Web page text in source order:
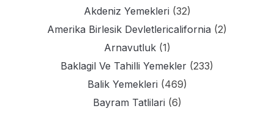
Akdeniz Yemekleri (32)
Amerika Birlesik Devletlericalifornia (2)
Arnavutluk(1)
Baklagil Ve Tahilli Yemekler (233)
Balik Yemekleri (469)
Bayram Tatlilari (6)